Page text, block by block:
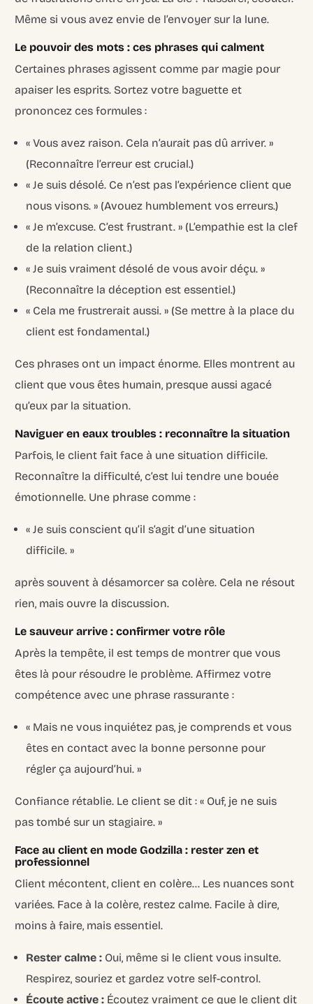
Même si vous avez envie de l’envoyer sur la lune.
Le pouvoir des mots : ces phrases qui calment
Certaines phrases agissent comme par magie pour
apaiser les esprits. Sortez votre baguette et
prononcez ces formules :
« Vous avez raison. Cela n’aurait pas dû arriver. »
(Reconnaître l’erreur est crucial.)
« Je suis désolé. Ce n’est pas l’expérience client que
nous visons. » (Avouez humblement vos erreurs.)
« Je m’excuse. C’est frustrant. » (L’empathie est la clef
de la relation client.)
« Je suis vraiment désolé de vous avoir déçu. »
(Reconnaître la déception est essentiel.)
« Cela me frustrerait aussi. » (Se mettre à la place du
client est fondamental.)
Ces phrases ont un impact énorme. Elles montrent au
client que vous êtes humain, presque aussi agacé
qu’eux par la situation.
Naviguer en eaux troubles : reconnaître la situation
Parfois, le client fait face à une situation difficile.
Reconnaître la difficulté, c’est lui tendre une bouée
émotionnelle. Une phrase comme :
« Je suis conscient qu’il s’agit d’une situation
difficile. »
après souvent à désamorcer sa colère. Cela ne résout
rien, mais ouvre la discussion.
Le sauveur arrive : confirmer votre rôle
Après la tempête, il est temps de montrer que vous
êtes là pour résoudre le problème. Affirmez votre
compétence avec une phrase rassurante :
« Mais ne vous inquiétez pas, je comprends et vous
êtes en contact avec la bonne personne pour
régler ça aujourd’hui. »
Confiance rétablie. Le client se dit : « Ouf, je ne suis
pas tombé sur un stagiaire. »
Face au client en mode Godzilla : rester zen et
professionnel
Client mécontent, client en colère… Les nuances sont
variées. Face à la colère, restez calme. Facile à dire,
moins à faire, mais essentiel.
Rester calme : Oui, même si le client vous insulte.
Respirez, souriez et gardez votre self-control.
Écoute active : Écoutez vraiment ce que le client dit